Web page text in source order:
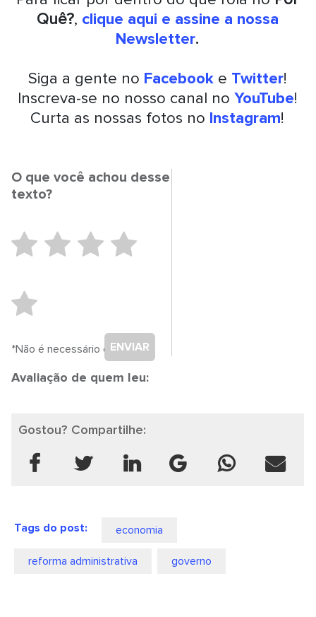
Quê?, clique aqui e assine a nossa
Newsletter.
Siga a gente no Facebook e Twitter!
Inscreva-se no nosso canal noYouTube!
Curta as nossas fotos no Instagram!
O que você achou desse
texto?
ENVIAR
*Não é necessário cadastro.
Avaliação de quem leu:
Gostou? Compartilhe:
Tags do post: economia
reforma administrativa governo